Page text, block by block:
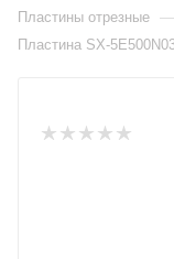
Пластины отрезные
Пластина SX-